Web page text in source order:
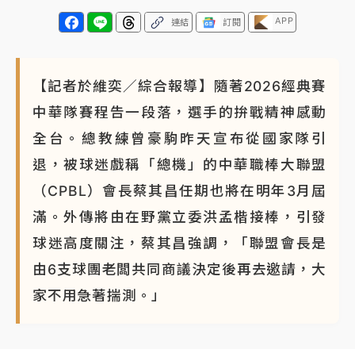
連結 訂閱 APP
【記者於維奕／綜合報導】隨著2026經典賽
中華隊賽程告一段落，選手的拚戰精神感動
全台。總教練曾豪駒昨天宣布從國家隊引
退，被球迷戲稱「總機」的中華職棒大聯盟
（CPBL）會長蔡其昌任期也將在明年3月屆
滿。外傳將由在野黨立委洪孟楷接棒，引發
球迷高度關注，蔡其昌強調，「聯盟會長是
由6支球團老闆共同商議決定後再去邀請，大
家不用急著揣測。」